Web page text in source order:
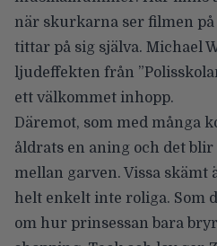
när skurkarna ser filmen
tittar på sig själva. Michael
ljudeffekten från
ett välkommet inhopp.
Däremot, som med många
åldrats en aning och det
mellan garven. Vissa skämt
helt enkelt inte roliga. Som
om hur prinsessan bara